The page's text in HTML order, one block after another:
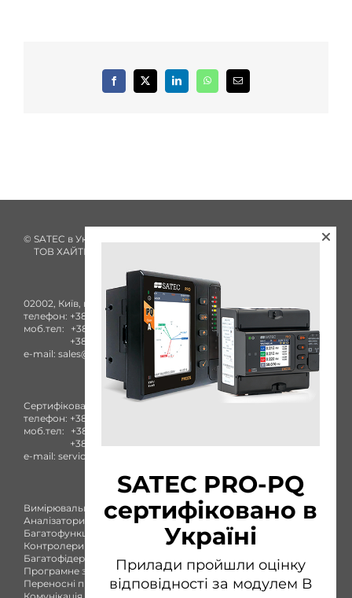
Facebook
X LinkedInWhatsApp
E-
mail:
© SATEC в Україні з 2002 року
ТОВ ХАЙТЕК ЕНЕРГІЯ
02002, Київ, вул. Комбінатна, 25А
телефон: +38 (044) 332-84-27
моб.тел:
+38 (050) 753-40-93
+38 (096) 436-73-38
e-mail: sales@satec-global.com.ua
Сертифікований сервісний центр
телефон: +38 (044) 332-84-27
моб.тел:
+38 (050) 753-40-93
+38 (096) 436-73-38
e-mail: service@satec-global.com.ua
Вимірювальні прилади
Аналізатори якості
Багатофункціональні лічильники
Контролери приєднання
Багатофідерний лічильник
Програмне забезпечення
Переносні прилади
SATEC PRO-PQ
сертифіковано в
Україні
Прилади пройшли оцінку
відповідності за модулем В